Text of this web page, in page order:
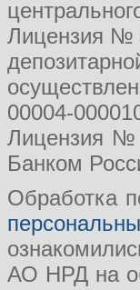
Лицензия №
00004-
Лицензия №
Банком
Обработка
АО НРД на